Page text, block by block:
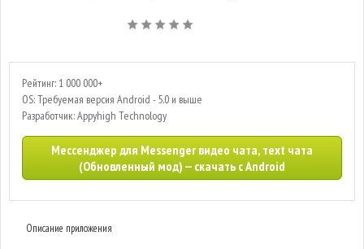
Рейтинг: 1 000 000+
OS: Требуемая версия Android - 5.0 и выше
Разработчик: Appyhigh Technology
Мессенджер для Messenger видео чата, тext чата
(Обновленный мод) — скачать с Android
Описание приложения